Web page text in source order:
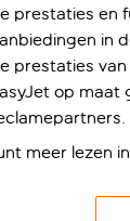
prestaties en
in
prestaties
op maat
meer lezen